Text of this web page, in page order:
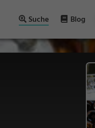
Suche Blog